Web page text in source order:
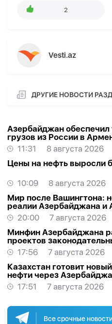
2
Vesti.az
ДРУГИЕ НОВОСТИ
Азербайджан обеспечил
грузов из России в
11:31
8 августа 2026
Цены на нефть выросли
10:09
8 августа 2026
Мир после Вашингтона:
реалии Азербайджана и
20:00
7 августа 2026
Минфин Азербайджана
проектов
17:56
7 августа 2026
Казахстан готовит
нефти через
17:51
7 августа 2026
Все срочные